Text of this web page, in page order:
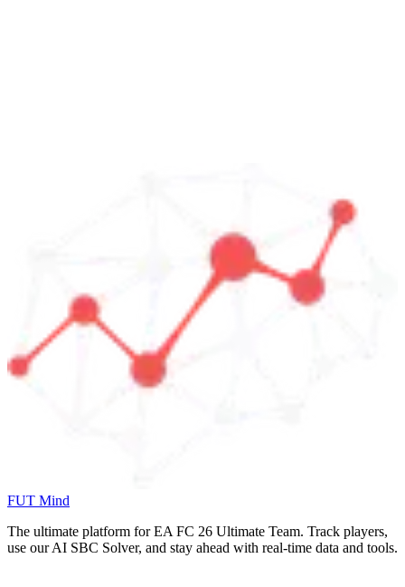
FUT Mind
The ultimate platform for EA FC 26 Ultimate Team. Track players,
use our AI SBC Solver, and stay ahead with real-time data and tools.